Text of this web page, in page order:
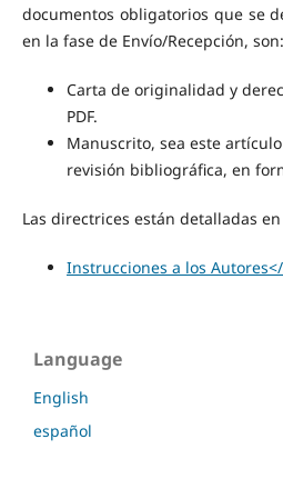
documentos obligatorios que se
en la fase de Envío/Recepción, son:
Carta de originalidad y
PDF.
Manuscrito, sea este
revisión bibliográfica, en
Las directrices están detalladas
Instrucciones a los
Language
English
español